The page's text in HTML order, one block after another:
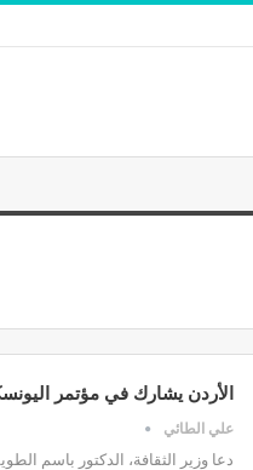
الأردن يشارك في مؤتمر
علي الطائي
دعا وزير الثقافة، الدكتور باسم